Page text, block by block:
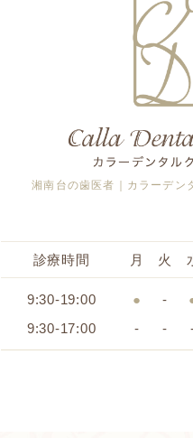
湘南台の歯医者｜カラーデン
診療時間 月 火
9:30-19:00 ● -
9:30-17:00
- -